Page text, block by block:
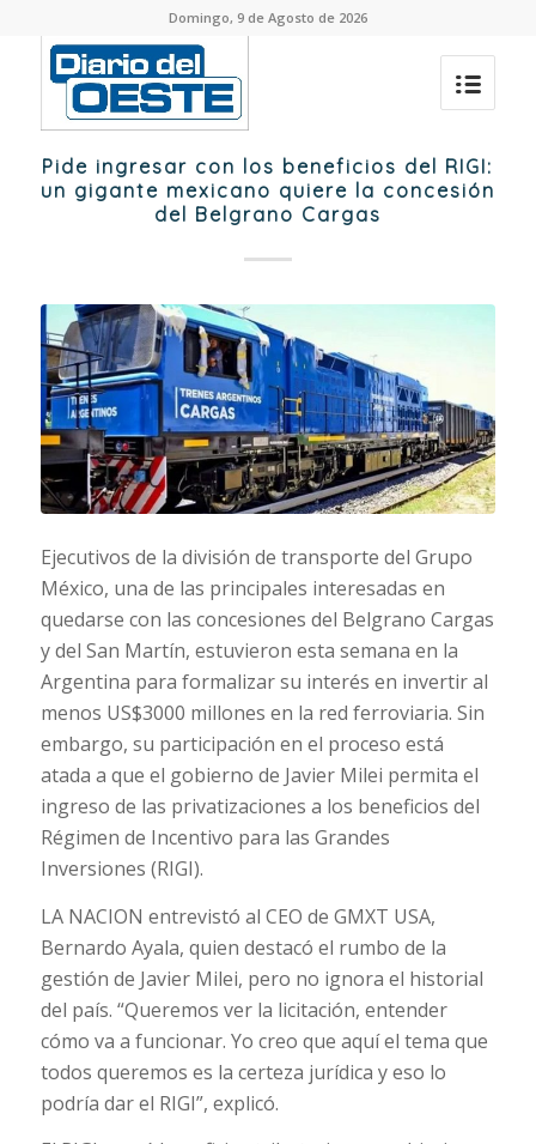
Domingo, 9 de Agosto de 2026
Pide ingresar con los beneficios del RIGI:
un gigante mexicano quiere la concesión
del Belgrano Cargas
Ejecutivos de la división de transporte del Grupo
México, una de las principales interesadas en
quedarse con las concesiones del Belgrano Cargas
y del San Martín, estuvieron esta semana en la
Argentina para formalizar su interés en invertir al
menos US$3000 millones en la red ferroviaria. Sin
embargo, su participación en el proceso está
atada a que el gobierno de Javier Milei permita el
ingreso de las privatizaciones a los beneficios del
Régimen de Incentivo para las Grandes
Inversiones (RIGI).
LA NACION entrevistó al CEO de GMXT USA,
Bernardo Ayala, quien destacó el rumbo de la
gestión de Javier Milei, pero no ignora el historial
del país. “Queremos ver la licitación, entender
cómo va a funcionar. Yo creo que aquí el tema que
todos queremos es la certeza jurídica y eso lo
podría dar el RIGI”, explicó.